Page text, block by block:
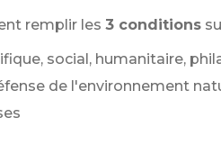
remplir les 3 conditions
social, humanitaire,
de l'environnement